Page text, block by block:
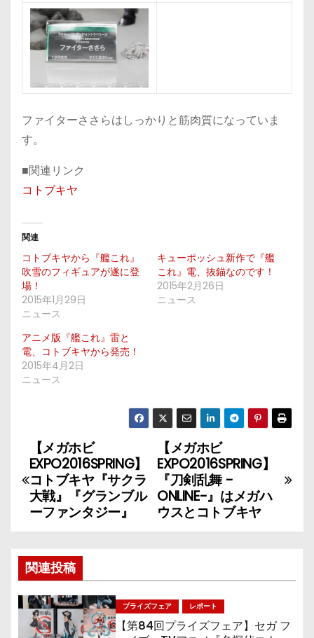
ファイターささらはしっかりと筋肉質になっていま
す。
■関連リンク
コトブキヤ
関連
コトブキヤから『艦これ』
吹雪のフィギュアが遂に登
場！
2015年1月29日
ニュース
キューポッシュ新作で『艦
これ』電、抜錨なのです！
2015年2月26日
ニュース
アニメ版『艦これ』雷と
電、コトブキヤから発売！
2015年4月2日
ニュース
投
稿
ナ
ゲ
ー
シ
【メガホビ
EXPO2016SPRING】
『刀剣乱舞 -
ONLINE-』はメガハ
ウスとコトブキヤ
【メガホビ
EXPO2016SPRING】
コトブキヤ『サクラ
大戦』『グランブル
ーファンタジー』
関連投稿
プライズフェア レポート
【第84回プライズフェア】セガ フ